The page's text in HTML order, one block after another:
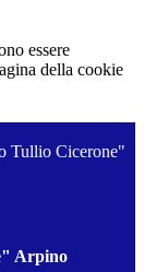
essere
della cookie
Tullio Cicerone"
Arpino